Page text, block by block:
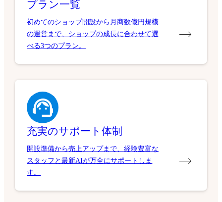
プラン一覧
初めてのショップ開設から月商数億円規模
の運営まで、ショップの成長に合わせて選
べる3つのプラン。
充実のサポート体制
開設準備から売上アップまで、経験豊富な
スタッフと最新AIが万全にサポートしま
す。